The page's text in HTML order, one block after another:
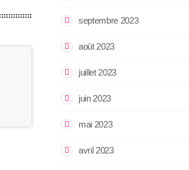
septembre 2023
août 2023
juillet 2023
juin 2023
mai 2023
avril 2023